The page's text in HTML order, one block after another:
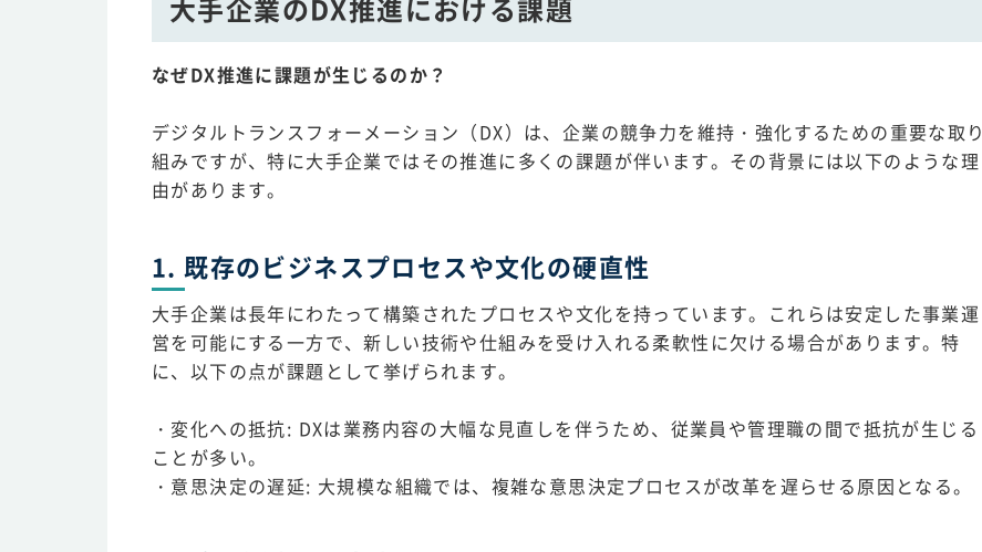
大手企業のDX推進における課題
なぜDX推進に課題が生じるのか？
デジタルトランスフォーメーション（DX）は、企業の競争力を維持・強化するための重要な取り
組みですが、特に大手企業ではその推進に多くの課題が伴います。その背景には以下のような理
由があります。
1. 既存のビジネスプロセスや文化の硬直性
大手企業は長年にわたって構築されたプロセスや文化を持っています。これらは安定した事業運
営を可能にする一方で、新しい技術や仕組みを受け入れる柔軟性に欠ける場合があります。特
に、以下の点が課題として挙げられます。
・変化への抵抗: DXは業務内容の大幅な見直しを伴うため、従業員や管理職の間で抵抗が生じる
ことが多い。
・意思決定の遅延: 大規模な組織では、複雑な意思決定プロセスが改革を遅らせる原因となる。